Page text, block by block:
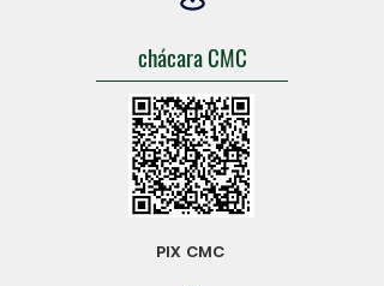
chácara CMC
PIX CMC